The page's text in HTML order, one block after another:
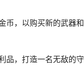
币，以购买新的武器和
品，打造一名无敌的守